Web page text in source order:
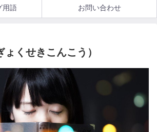
用語 お問い合わせ
くせきこんこう）